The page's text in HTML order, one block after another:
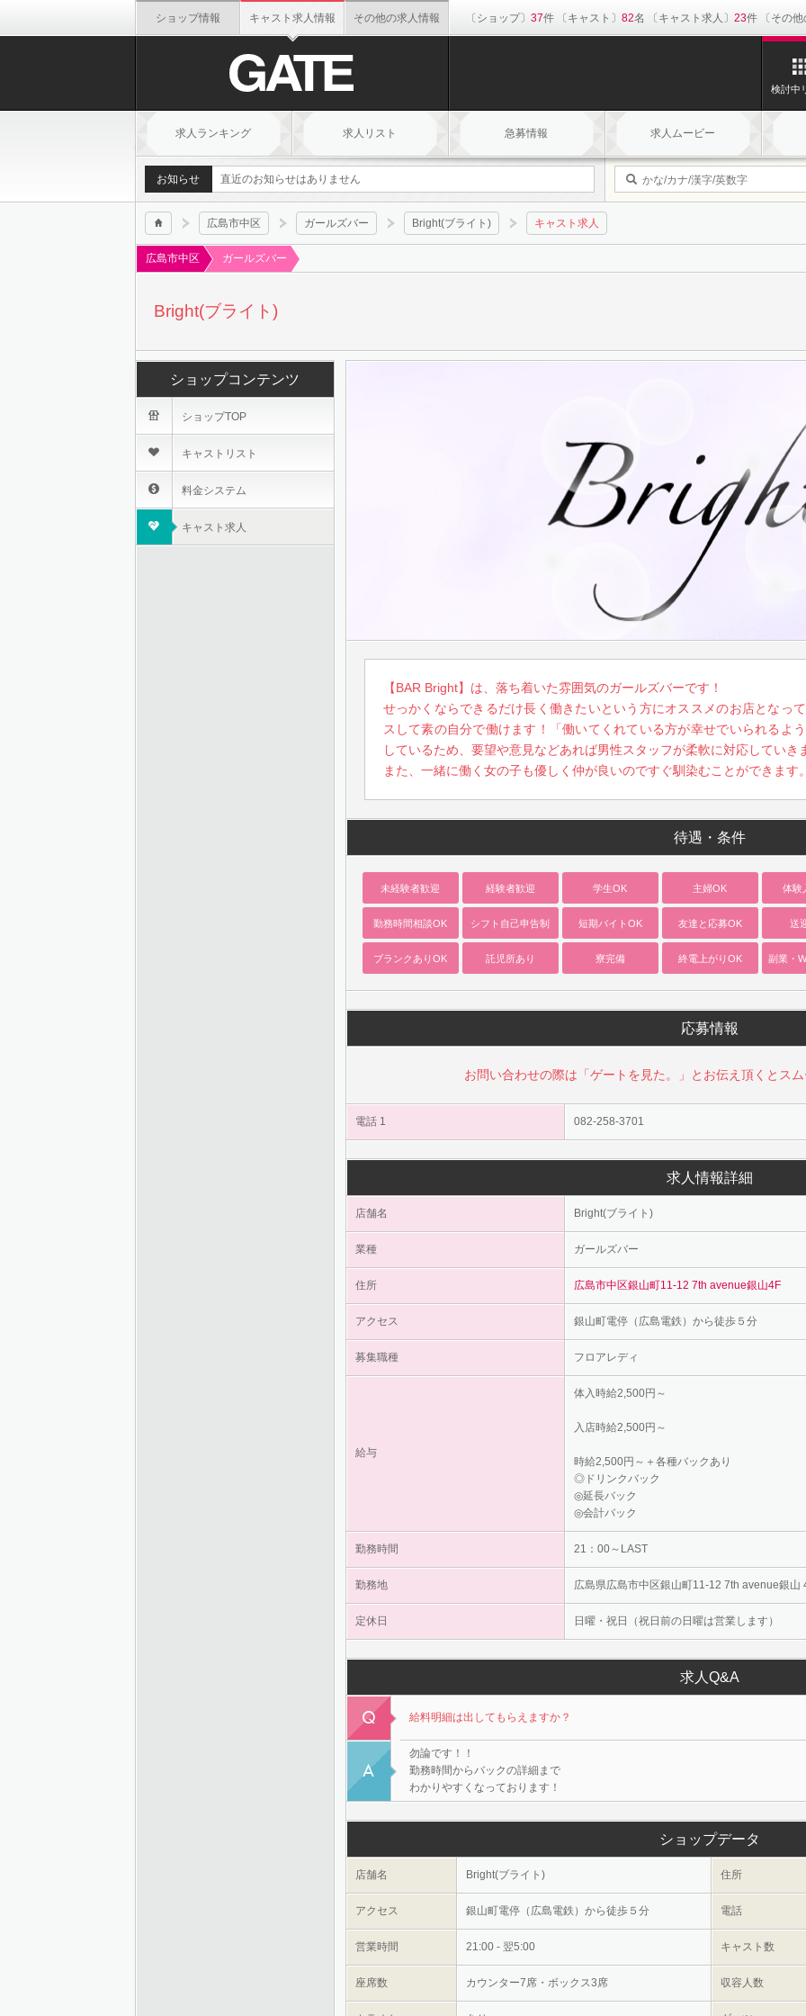
ショップ情報 キャスト求人情報 その他の求人情報 ショップ 37 キャスト 82 キャスト求人 23 その他
検討中
求人ランキング 求人リスト 急募情報 求人ムービー
お知らせ 直近のお知らせはありません
h 広島市中区 ガールズバー Bright(ブライト) キャスト求人
広島市中区 ガールズバー
Bright(ブライト)
ショップコンテンツ
S ショップTOP
♥ キャストリスト
c 料金システム
g キャスト求人
【BAR Bright】は、落ち着いた雰囲気のガールズバーです！
せっかくならできるだけ長く働きたいという方にオススメのお店となっ
スして素の自分で働けます！「働いてくれている方が幸せでいられるよ
しているため、要望や意見などあれば男性スタッフが柔軟に対応していき
また、一緒に働く女の子も優しく仲が良いのですぐ馴染むことができます
待遇・条件
未経験者歓迎 経験者歓迎 学生OK 主婦OK 体験
勤務時間相談OK シフト自己申告制 短期バイトOK 友達と応募OK 送
ブランクありOK 託児所あり 寮完備 終電上がりOK 副業・
応募情報
お問い合わせの際は「ゲートを見た。」とお伝え頂くとス
電話 1 082-258-3701
求人情報詳細
店舗名 Bright(ブライト)
業種 ガールズバー
住所 広島市中区銀山町11-12 7th avenue銀山4F
アクセス 銀山町電停（広島電鉄）から徒歩５分
募集職種 フロアレディ
給与
体入時給2,500円～
入店時給2,500円～
時給2,500円～＋各種バックあり
◎ドリンクバック
◎延長バック
◎会計バック
勤務時間 21：00～LAST
勤務地 広島県広島市中区銀山町11-12 7th avenue銀山
定休日 日曜・祝日（祝日前の日曜は営業します）
求人Q&A
給料明細は出してもらえますか？
勿論です！！
勤務時間からバックの詳細まで
わかりやすくなっております！
ショップデータ
店舗名 Bright(ブライト) 住所
アクセス 銀山町電停（広島電鉄）から徒歩５分 電話
営業時間 21:00 - 翌5:00 キャスト数
座席数 カウンター7席・ボックス3席 収容人数